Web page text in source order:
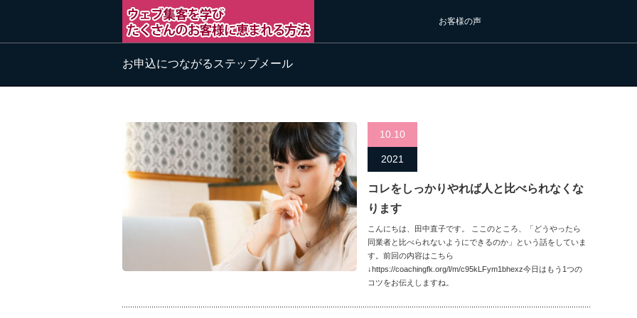
お客様の声
お申込につながるステップメール
10.10
2021
コレをしっかりやれば人と比べられなくな
ります
こんにちは、田中直子です。 ここのところ、「どうやったら
同業者と比べられないようにできるのか」という話をしていま
す。前回の内容はこちら
↓https://coachingfk.org/l/m/c95kLFym1bhexz今日はもう1つの
コツをお伝えしますね。